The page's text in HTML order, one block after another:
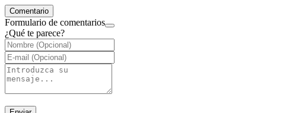
Comentario
Formulario de comentarios
¿Qué te parece?